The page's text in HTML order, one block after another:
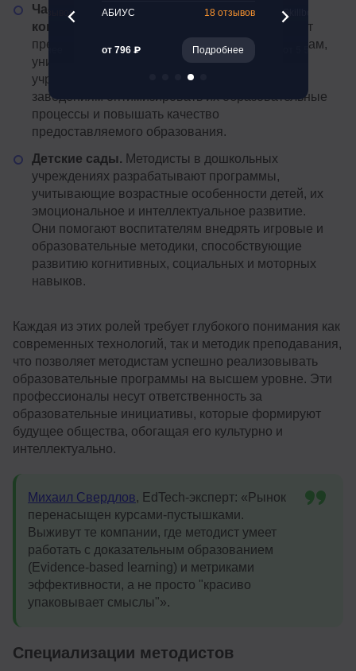
Частные образовательные
консультационные фирмы.
Методисты могут
предоставлять консультационные услуги школам,
университетам и другим образовательным
учреждениям. Они помогают учебным
заведениям оптимизировать их образовательные
процессы и повышать качество
предоставляемого образования.
Детские сады. Методисты в дошкольных
учреждениях разрабатывают программы,
учитывающие возрастные особенности детей, их
эмоциональное и интеллектуальное развитие.
Они помогают воспитателям внедрять игровые и
образовательные методики, способствующие
развитию когнитивных, социальных и моторных
навыков.
Каждая из этих ролей требует глубокого понимания как
современных технологий, так и методик преподавания,
что позволяет методистам успешно реализовывать
образовательные программы на высшем уровне. Эти
профессионалы несут ответственность за
образовательные инициативы, которые формируют
будущее общества, обогащая его культурно и
интеллектуально.
Михаил Свердлов, EdTech-эксперт: «Рынок
перенасыщен курсами-пустышками.
Выживут те компании, где методист умеет
работать с доказательным образованием
(Evidence-based learning) и метриками
эффективности, а не просто "красиво
упаковывает смыслы"».
Специализации методистов
47 отзывов
Подробнее
АБИУС 18 отзывов
от 796 ₽ Подробнее
Skillbox
от 5 512 ₽